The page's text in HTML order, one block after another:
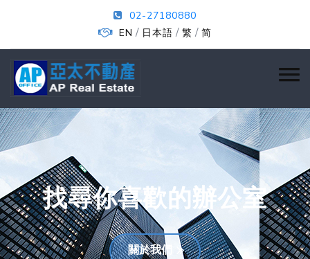
02-27180880
EN / 日本語 / 繁 / 简
找尋你喜歡的辦公室
關於我們